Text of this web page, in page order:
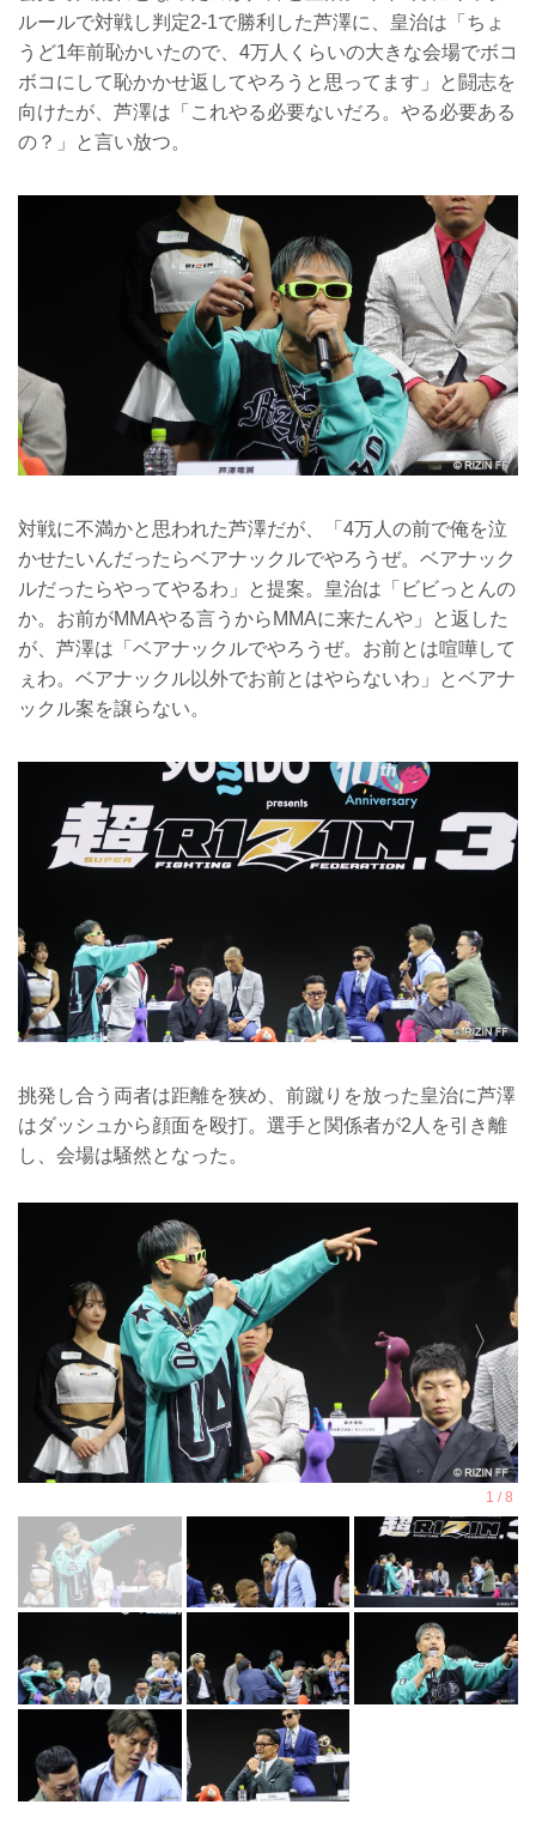
ルールで対戦し判定2-1で勝利した芦澤に、皇治は「ちょ
うど1年前恥かいたので、4万人くらいの大きな会場でボコ
ボコにして恥かかせ返してやろうと思ってます」と闘志を
向けたが、芦澤は「これやる必要ないだろ。やる必要ある
の？」と言い放つ。
対戦に不満かと思われた芦澤だが、「4万人の前で俺を泣
かせたいんだったらベアナックルでやろうぜ。ベアナック
ルだったらやってやるわ」と提案。皇治は「ビビっとんの
か。お前がMMAやる言うからMMAに来たんや」と返した
が、芦澤は「ベアナックルでやろうぜ。お前とは喧嘩して
ぇわ。ベアナックル以外でお前とはやらないわ」とベアナ
ックル案を譲らない。
挑発し合う両者は距離を狭め、前蹴りを放った皇治に芦澤
はダッシュから顔面を殴打。選手と関係者が2人を引き離
し、会場は騒然となった。